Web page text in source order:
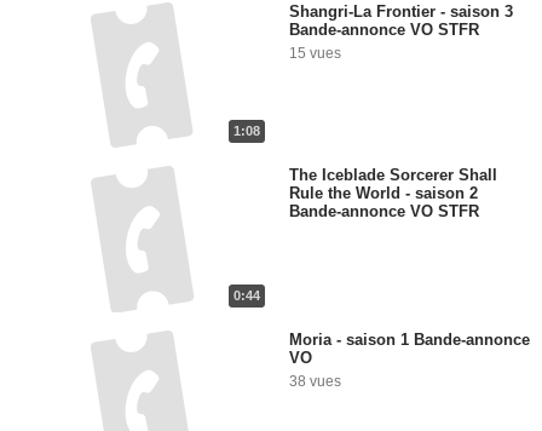
1:08
Shangri-La Frontier - saison 3
Bande-annonce VO STFR
15 vues
0:44
The Iceblade Sorcerer Shall
Rule the World - saison 2
Bande-annonce VO STFR
Moria - saison 1 Bande-annonce
VO
38 vues